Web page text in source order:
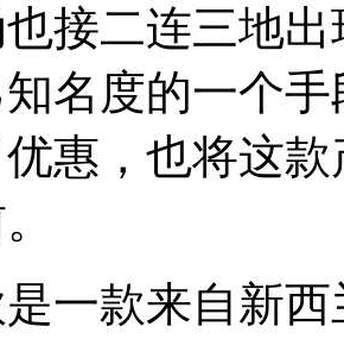
接二连三地
名度的一个
优惠，也将这
款来自新西